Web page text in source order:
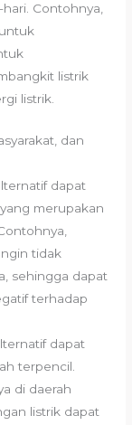
Contohnya,
listrik
listrik.
dan
dapat
merupakan
tidak
sehingga dapat
terhadap
dapat
terpencil.
di daerah
listrik dapat